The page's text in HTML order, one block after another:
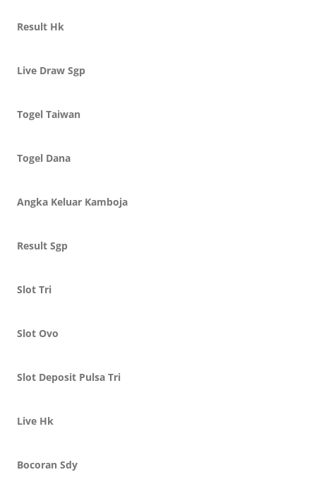
Result Hk
Live Draw Sgp
Togel Taiwan
Togel Dana
Angka Keluar Kamboja
Result Sgp
Slot Tri
Slot Ovo
Slot Deposit Pulsa Tri
Live Hk
Bocoran Sdy